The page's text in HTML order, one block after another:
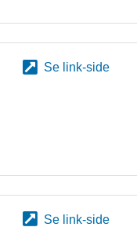
Se link-side
Se link-side